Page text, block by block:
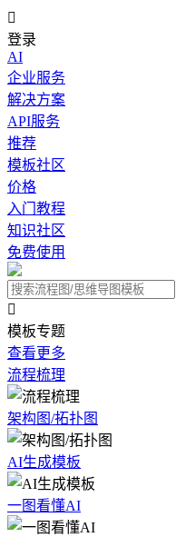

登录
AI
企业服务
解决方案
API服务
推荐
模板社区
价格
入门教程
知识社区
免费使用

模板专题
查看更多
流程梳理
架构图/拓扑图
AI生成模板
一图看懂AI